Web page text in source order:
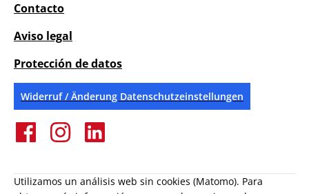
Contacto
Aviso legal
Protección de datos
Widerruf / Änderung Datenschutzeinstellungen
Utilizamos un análisis web sin cookies (Matomo). Para